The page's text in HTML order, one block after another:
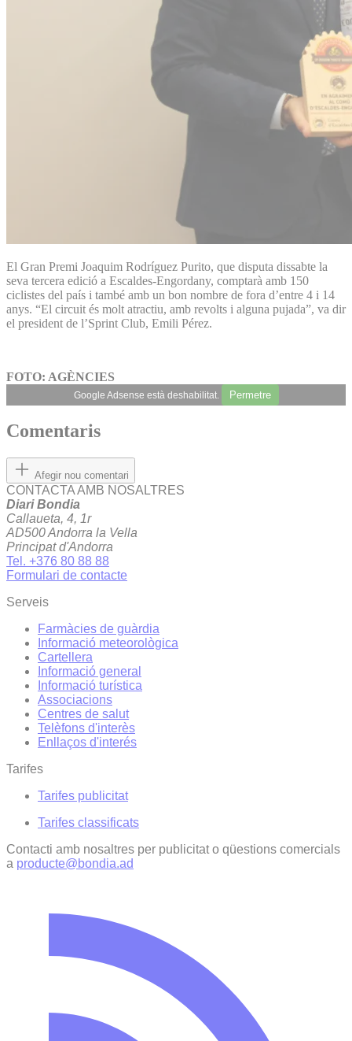
El Gran Premi Joaquim Rodríguez Purito, que disputa dissabte la
seva tercera edició a Escaldes-Engordany, comptarà amb 150
ciclistes del país i també amb un bon nombre de fora d’entre 4 i 14
anys. “El circuit és molt atractiu, amb revolts i alguna pujada”, va dir
el president de l’Sprint Club, Emili Pérez.
FOTO: AGÈNCIES
Google Adsense està deshabilitat. Permetre
Comentaris
Afegir nou comentari
CONTACTA AMB NOSALTRES
Diari Bondia
Callaueta, 4, 1r
AD500 Andorra la Vella
Principat d'Andorra
Tel. +376 80 88 88
Formulari de contacte
Serveis
Farmàcies de guàrdia
Informació meteorològica
Cartellera
Informació general
Informació turística
Associacions
Centres de salut
Telèfons d'interès
Enllaços d'interés
Tarifes
Tarifes publicitat
Tarifes classificats
Contacti amb nosaltres per publicitat o qüestions comercials
a producte@bondia.ad